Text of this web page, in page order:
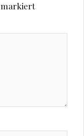
markiert